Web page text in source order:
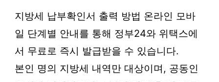
지방세 납부확인서 출력 방법 온라인 모바
일 단계별 안내를 통해 정부24와 위택스에
서 무료로 즉시 발급받을 수 있습니다.
본인 명의 지방세 내역만 대상이며, 공동인